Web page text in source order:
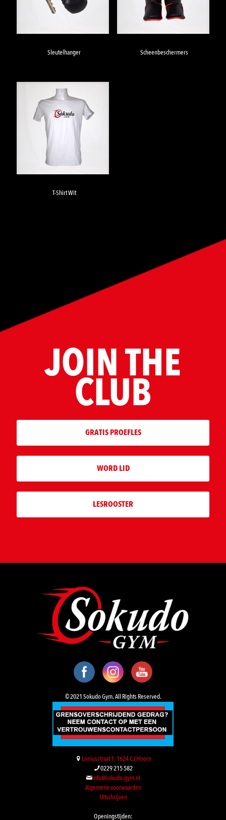
Sleutelhanger Scheenbeschermers
T-Shirt Wit
JOIN THE
CLUB
GRATIS PROEFLES
WORD LID
LESROOSTER
© 2021 Sokudo Gym. All Rights Reserved.
Loniusstraat 1, 1624 CJ Hoorn
0229 215 582
info@sokudo-gym.nl
Algemene voorwaarden
Uitschrijven
Openingstijden: